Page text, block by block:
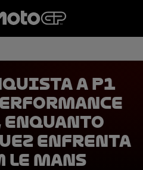
a P1
enquanto
enfrenta
Le Mans